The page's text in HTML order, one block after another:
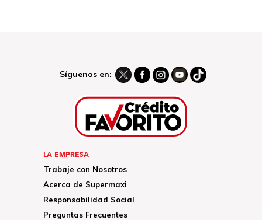
Síguenos en:
LA EMPRESA
Trabaje con Nosotros
Acerca de Supermaxi
Responsabilidad Social
Preguntas Frecuentes